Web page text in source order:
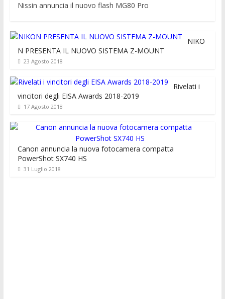
Nissin annuncia il nuovo flash MG80 Pro
NIKO
N PRESENTA IL NUOVO SISTEMA Z-MOUNT
23 Agosto 2018
Rivelati i
vincitori degli EISA Awards 2018-2019
17 Agosto 2018
Canon annuncia la nuova fotocamera compatta
PowerShot SX740 HS
31 Luglio 2018